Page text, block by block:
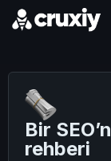
Bir
rehberi